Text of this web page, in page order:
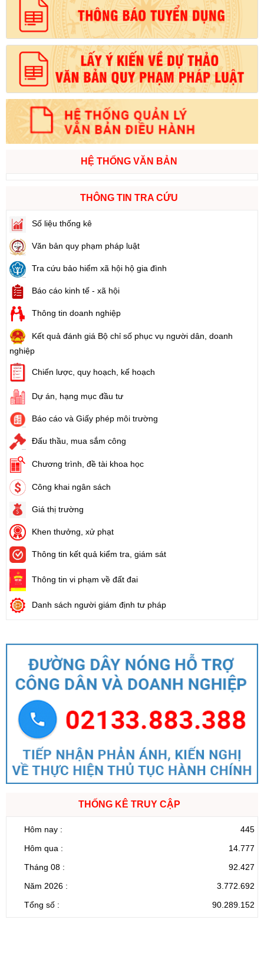
HỆ THỐNG VĂN BẢN
THÔNG TIN TRA CỨU
Số liệu thống kê
Văn bản quy phạm pháp luật
Tra cứu bảo hiểm xã hội hộ gia đình
Báo cáo kinh tế - xã hội
Thông tin doanh nghiệp
Kết quả đánh giá Bộ chỉ số phục vụ người dân, doanh
nghiệp
Chiến lược, quy hoạch, kế hoạch
Dự án, hạng mục đầu tư
Báo cáo và Giấy phép môi trường
Đấu thầu, mua sắm công
Chương trình, đề tài khoa học
Công khai ngân sách
Giá thị trường
Khen thưởng, xử phạt
Thông tin kết quả kiểm tra, giám sát
Thông tin vi phạm về đất đai
Danh sách người giám định tư pháp
THỐNG KÊ TRUY CẬP
Hôm nay :
445
Hôm qua :
14.777
Tháng 08 :
92.427
Năm 2026 :
3.772.692
Tổng số :
90.289.152